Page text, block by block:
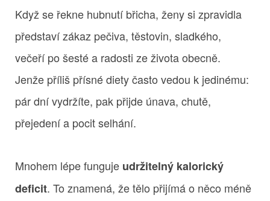
Když se řekne hubnutí břicha, ženy si zpravidla
představí zákaz pečiva, těstovin, sladkého,
večeří po šesté a radosti ze života obecně.
Jenže příliš přísné diety často vedou k jedinému:
pár dní vydržíte, pak přijde únava, chutě,
přejedení a pocit selhání.
Mnohem lépe funguje udržitelný kalorický
deficit. To znamená, že tělo přijímá o něco méně